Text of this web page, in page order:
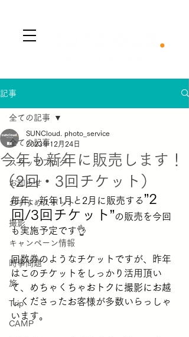
記事
全ての記事
スタッフブログ
お知らせ
おすすめスポット
撮影
キャンペーン情報
時事問題
旅
Trip
CAMP
全ての記事
今年も新年に販売します！
（2回・3回チケット）
SUNCloud. photo_service
2023年12月24日
毎年、新年1月と2月に販売する ”2
回/3回チケット”の販売を今回
も実施予定です👌
回数券のようなチケットですが、昨年
はこのチケットをしっかり活用頂い
て、めちゃくちゃおトクに撮影にお越
しくださったお客様が多数いらっしゃ
います。